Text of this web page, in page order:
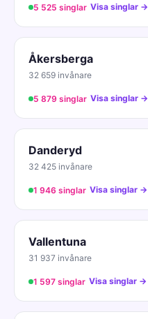
5 525 singlar Visa singlar →
Åkersberga
32 659 invånare
5 879 singlar Visa singlar →
Danderyd
32 425 invånare
1 946 singlar Visa singlar →
Vallentuna
31 937 invånare
1 597 singlar Visa singlar →